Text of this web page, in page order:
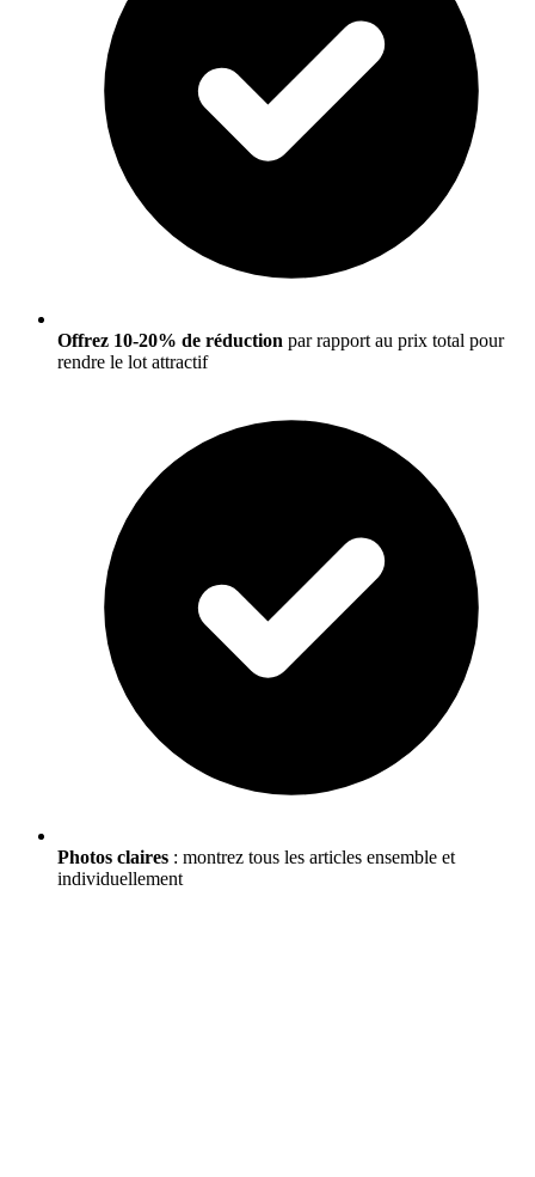
Offrez 10-20% de réduction par rapport au prix total pour
rendre le lot attractif
Photos claires : montrez tous les articles ensemble et
individuellement